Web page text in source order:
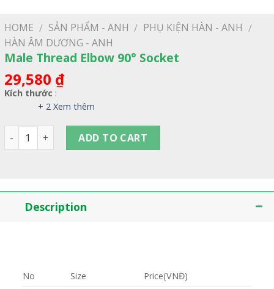
HOME / SẢN PHẨM - ANH / PHỤ KIỆN HÀN - ANH /
HÀN ÂM DƯƠNG - ANH
Male Thread Elbow 90° Socket
29,580 ₫
Kích thước :
+ 2 Xem thêm
Quantity ADD TO CART
Description
No Size
Price(VNĐ)